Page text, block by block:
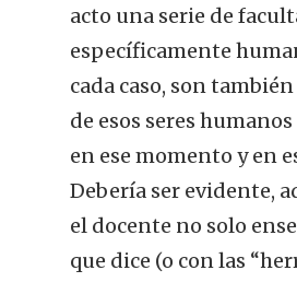
acto una serie de
específicamente
cada caso, son
de esos seres
en ese momento y en
Debería ser evidente,
el docente no solo
que dice (o con las